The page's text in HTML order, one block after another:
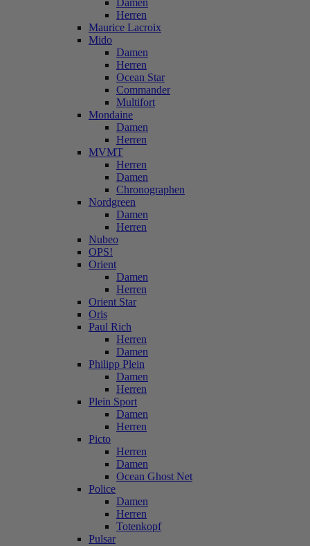
Damen
Herren
Maurice Lacroix
Mido
Damen
Herren
Ocean Star
Commander
Multifort
Mondaine
Damen
Herren
MVMT
Herren
Damen
Chronographen
Nordgreen
Damen
Herren
Nubeo
OPS!
Orient
Damen
Herren
Orient Star
Oris
Paul Rich
Herren
Damen
Philipp Plein
Damen
Herren
Plein Sport
Damen
Herren
Picto
Herren
Damen
Ocean Ghost Net
Police
Damen
Herren
Totenkopf
Pulsar